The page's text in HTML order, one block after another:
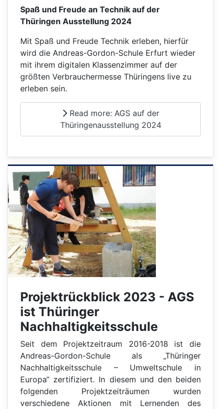
Spaß und Freude an Technik auf der
Thüringen Ausstellung 2024
Mit Spaß und Freude Technik erleben, hierfür
wird die Andreas-Gordon-Schule Erfurt wieder
mit ihrem digitalen Klassenzimmer auf der
größten Verbrauchermesse Thüringens live zu
erleben sein.
Read more: AGS auf der
Thüringenausstellung 2024
Projektrückblick 2023 - AGS
ist Thüringer
Nachhaltigkeitsschule
Seit dem Projektzeitraum 2016-2018 ist die
Andreas-Gordon-Schule als „Thüringer
Nachhaltigkeitsschule – Umweltschule in
Europa“ zertifiziert. In diesem und den beiden
folgenden Projektzeiträumen wurden
verschiedene Aktionen mit Lernenden des